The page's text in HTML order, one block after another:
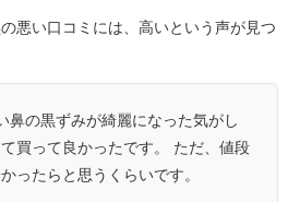
悪い口コミには、高いという声が見つ
鼻の黒ずみが綺麗になった気がし
買って良かったです。 ただ、値段
ったらと思うくらいです。